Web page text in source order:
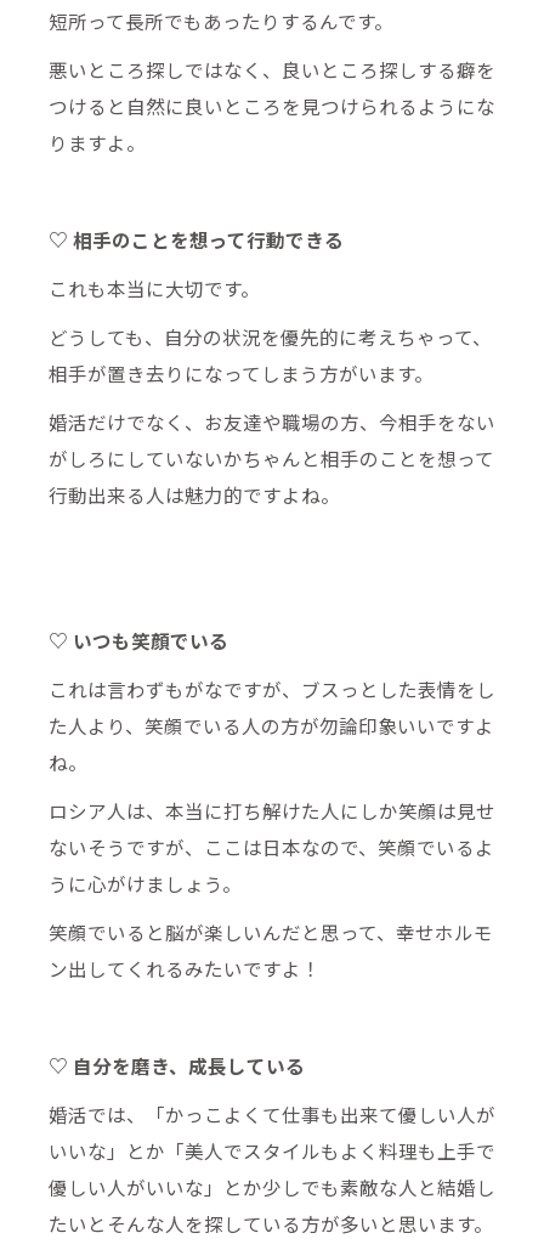
短所って長所でもあったりするんです。
悪いところ探しではなく、良いところ探しする癖を
つけると自然に良いところを見つけられるようにな
りますよ。
♡ 相手のことを想って行動できる
これも本当に大切です。
どうしても、自分の状況を優先的に考えちゃって、
相手が置き去りになってしまう方がいます。
婚活だけでなく、お友達や職場の方、今相手をない
がしろにしていないかちゃんと相手のことを想って
行動出来る人は魅力的ですよね。
♡ いつも笑顔でいる
これは言わずもがなですが、ブスっとした表情をし
た人より、笑顔でいる人の方が勿論印象いいですよ
ね。
ロシア人は、本当に打ち解けた人にしか笑顔は見せ
ないそうですが、ここは日本なので、笑顔でいるよ
うに心がけましょう。
笑顔でいると脳が楽しいんだと思って、幸せホルモ
ン出してくれるみたいですよ！
♡ 自分を磨き、成長している
婚活では、「かっこよくて仕事も出来て優しい人が
いいな」とか「美人でスタイルもよく料理も上手で
優しい人がいいな」とか少しでも素敵な人と結婚し
たいとそんな人を探している方が多いと思います。